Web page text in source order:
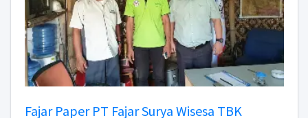
Fajar Paper PT Fajar Surya Wisesa TBK